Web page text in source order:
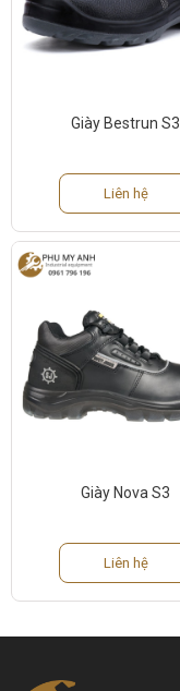
Giày Bestrun S3
Liên hệ
Giày Nova S3
Liên hệ